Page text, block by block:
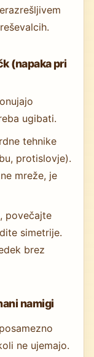
(napaka pri
ugibati.
tehnike
protislovje).
mreže, je
povečajte
simetrije.
brez
namigi
ne ujemajo.